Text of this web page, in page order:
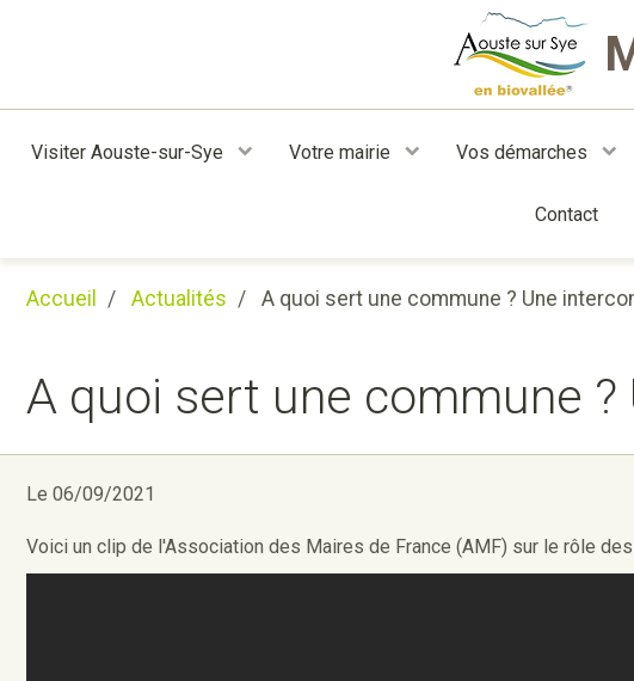
Visiter Aouste-sur-Sye Votre mairie Vos démarches
Contact
Accueil Actualités A quoi sert une commune ? Une
A quoi sert une commune
Le 06/09/2021
Voici un clip de l'Association des Maires de France (AMF) sur le rôle